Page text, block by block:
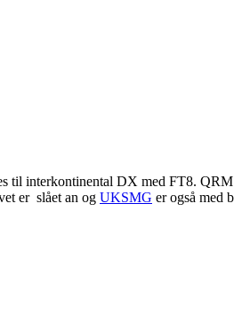
til interkontinental DX med FT8.
er slået an og UKSMG er også med